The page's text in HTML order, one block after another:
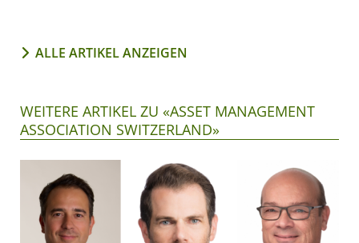
ALLE ARTIKEL ANZEIGEN
WEITERE ARTIKEL ZU «ASSET MANAGEMENT
ASSOCIATION SWITZERLAND»